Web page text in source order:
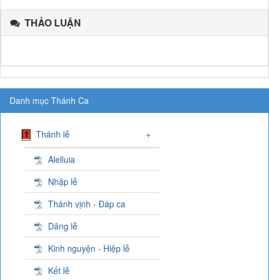
THẢO LUẬN
Danh mục Thánh Ca
Thánh lễ +
Alelluia
Nhập lễ
Thánh vịnh - Đáp ca
Dâng lễ
Kinh nguyện - Hiệp lễ
Kết lễ